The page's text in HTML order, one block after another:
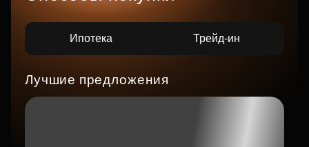
Ипотека Трейд-ин
Лучшие предложения